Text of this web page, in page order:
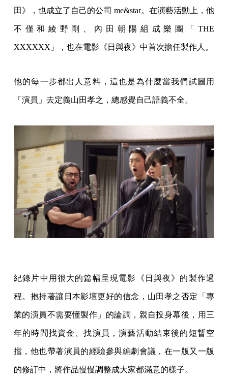
田》，也成立了自己的公司 me&star。在演藝活動上，他
不僅和綾野剛、內田朝陽組成樂團「THE
XXXXXX」，也在電影《日與夜》中首次擔任製作人。
他的每一步都出人意料，這也是為什麼當我們試圖用
「演員」去定義山田孝之，總感覺自己語義不全。
紀錄片中用很大的篇幅呈現電影《日與夜》的製作過
程。抱持著讓日本影壇更好的信念，山田孝之否定「專
業的演員不需要懂製作」的論調，親自投身幕後，用三
年的時間找資金、找演員，演藝活動結束後的短暫空
擋，他也帶著演員的經驗參與編劇會議，在一版又一版
的修訂中，將作品慢慢調整成大家都滿意的樣子。